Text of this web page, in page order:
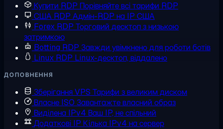
Купити RDP Порівняйте всі тарифи RDP
США RDP Адмін-RDP на IP США
Forex RDP Торговий десктоп з низькою
затримкою
Botting RDP Завжди увімкнено для роботи ботів
Linux RDP Linux-десктоп, віддалено
ДОПОВНЕННЯ
Зберігання VPS Тарифи з великим диском
Власне ISO Завантажте власний образ
Виділена IPv4 Ваш IP, не спільний
Додаткові IP Кілька IPv4 на сервер